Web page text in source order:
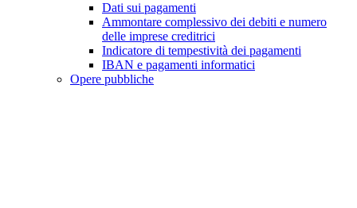
Dati sui pagamenti
Ammontare complessivo dei debiti e numero
delle imprese creditrici
Indicatore di tempestività dei pagamenti
IBAN e pagamenti informatici
Opere pubbliche